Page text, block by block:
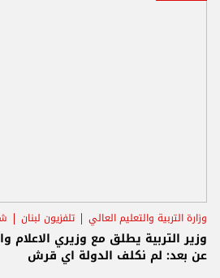
وزارة التربية والتعليم العالي تلفزيون لبنان
وزير التربية يطلق مع وزيري الاعلام
عن بعد: لم نكلف الدولة اي قرش